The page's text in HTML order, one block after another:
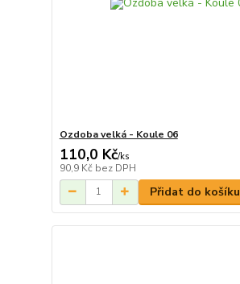
Ozdoba velká - Koule 06
110,0 Kč/ks
90,9 Kč bez DPH
Přidat do košíku